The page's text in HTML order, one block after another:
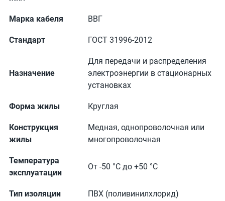
Марка кабеля ВВГ
Стандарт ГОСТ 31996-2012
Назначение
Для передачи и распределения
электроэнергии в стационарных
установках
Форма жилы Круглая
Конструкция
жилы
Медная, однопроволочная или
многопроволочная
Температура
эксплуатации
От -50 °С до +50 °С
Тип изоляции ПВХ (поливинилхлорид)